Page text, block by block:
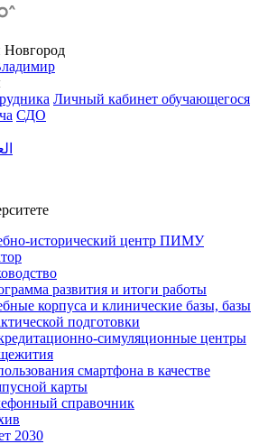
Личный кабинет обучающегося
СДО
исторический центр ПИМУ
развития и итоги работы
корпуса и клинические базы, базы
подготовки
симуляционные центры
смартфона в качестве
карты
справочник
2030